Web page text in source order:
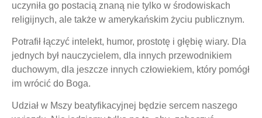
uczyniła go postacią znaną nie tylko w środowiskach
religijnych, ale także w amerykańskim życiu publicznym.
Potrafił łączyć intelekt, humor, prostotę i głębię wiary. Dla
jednych był nauczycielem, dla innych przewodnikiem
duchowym, dla jeszcze innych człowiekiem, który pomógł
im wrócić do Boga.
Udział w Mszy beatyfikacyjnej będzie sercem naszego